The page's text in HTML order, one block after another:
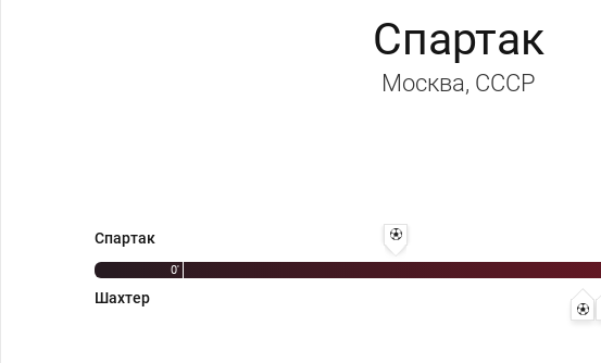
Спартак
Москва, СССР
0'
Спартак
Шахтер